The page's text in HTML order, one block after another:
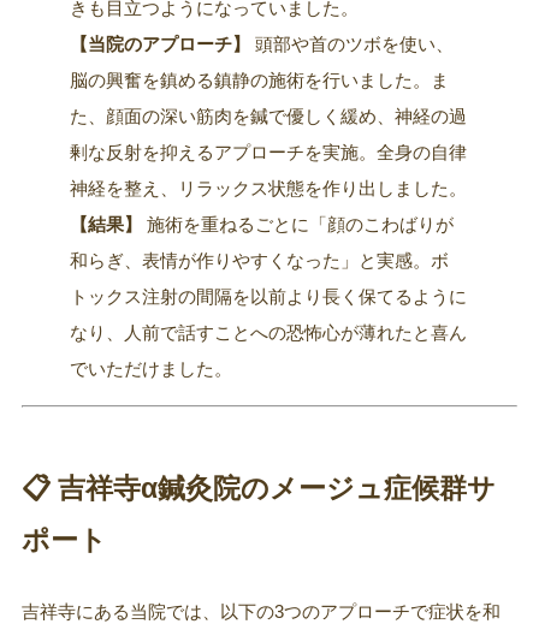
きも目立つようになっていました。
【当院のアプローチ】
頭部や首のツボを使い、
脳の興奮を鎮める鎮静の施術を行いました。ま
た、顔面の深い筋肉を鍼で優しく緩め、神経の過
剰な反射を抑えるアプローチを実施。全身の自律
神経を整え、リラックス状態を作り出しました。
【結果】
施術を重ねるごとに「顔のこわばりが
和らぎ、表情が作りやすくなった」と実感。ボ
トックス注射の間隔を以前より長く保てるように
なり、人前で話すことへの恐怖心が薄れたと喜ん
でいただけました。
📋 吉祥寺α鍼灸院のメージュ症候群サ
ポート
吉祥寺にある当院では、以下の3つのアプローチで症状を和